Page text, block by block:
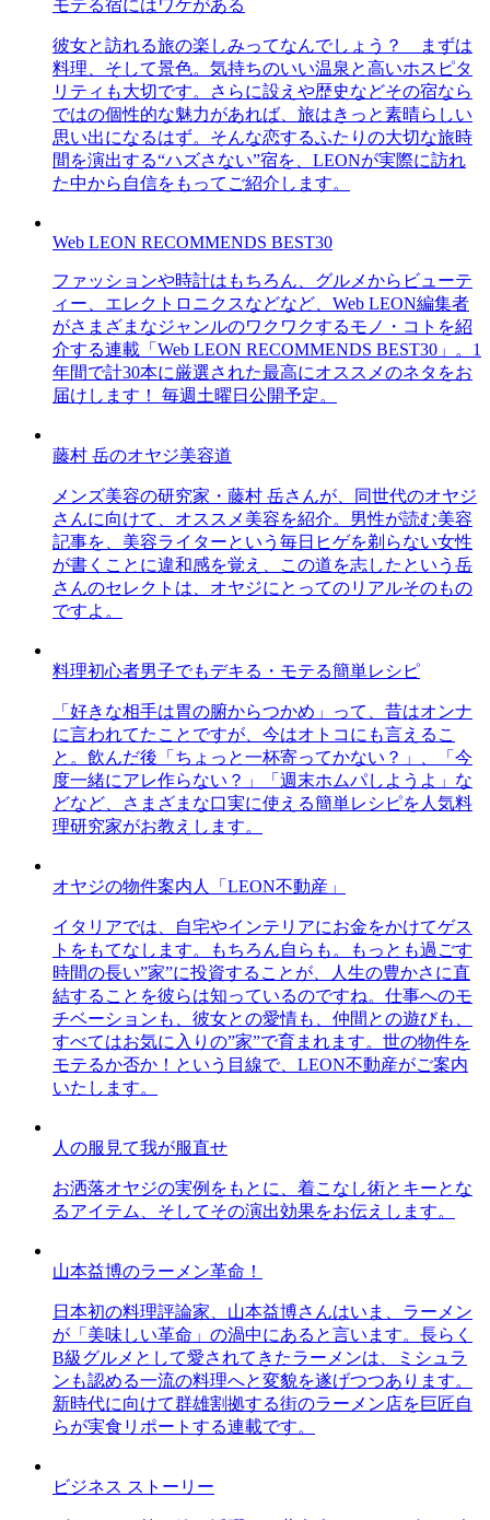
モテる宿にはワケがある
彼女と訪れる旅の楽しみってなんでしょう？ まずは
料理、そして景色。気持ちのいい温泉と高いホスピタ
リティも大切です。さらに設えや歴史などその宿なら
ではの個性的な魅力があれば、旅はきっと素晴らしい
思い出になるはず。そんな恋するふたりの大切な旅時
間を演出する“ハズさない”宿を、LEONが実際に訪れ
た中から自信をもってご紹介します。
Web LEON RECOMMENDS BEST30
ファッションや時計はもちろん、グルメからビューテ
ィー、エレクトロニクスなどなど、Web LEON編集者
がさまざまなジャンルのワクワクするモノ・コトを紹
介する連載「Web LEON RECOMMENDS BEST30」。1
年間で計30本に厳選された最高にオススメのネタをお
届けします！ 毎週土曜日公開予定。
藤村 岳のオヤジ美容道
メンズ美容の研究家・藤村 岳さんが、同世代のオヤジ
さんに向けて、オススメ美容を紹介。男性が読む美容
記事を、美容ライターという毎日ヒゲを剃らない女性
が書くことに違和感を覚え、この道を志したという岳
さんのセレクトは、オヤジにとってのリアルそのもの
ですよ。
料理初心者男子でもデキる・モテる簡単レシピ
「好きな相手は胃の腑からつかめ」って、昔はオンナ
に言われてたことですが、今はオトコにも言えるこ
と。飲んだ後「ちょっと一杯寄ってかない？」、「今
度一緒にアレ作らない？」「週末ホムパしようよ」な
どなど、さまざまな口実に使える簡単レシピを人気料
理研究家がお教えします。
オヤジの物件案内人「LEON不動産」
イタリアでは、自宅やインテリアにお金をかけてゲス
トをもてなします。もちろん自らも。もっとも過ごす
時間の長い”家”に投資することが、人生の豊かさに直
結することを彼らは知っているのですね。仕事へのモ
チベーションも、彼女との愛情も、仲間との遊びも、
すべてはお気に入りの”家”で育まれます。世の物件を
モテるか否か！という目線で、LEON不動産がご案内
いたします。
人の服見て我が服直せ
お洒落オヤジの実例をもとに、着こなし術とキーとな
るアイテム、そしてその演出効果をお伝えします。
山本益博のラーメン革命！
日本初の料理評論家、山本益博さんはいま、ラーメン
が「美味しい革命」の渦中にあると言います。長らく
B級グルメとして愛されてきたラーメンは、ミシュラ
ンも認める一流の料理へと変貌を遂げつつあります。
新時代に向けて群雄割拠する街のラーメン店を巨匠自
らが実食リポートする連載です。
ビジネス ストーリー